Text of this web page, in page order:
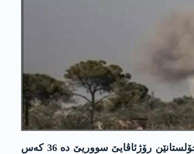
ل گۆر زانیاریان ئیرۆ پشتی نیڤرۆ د ئەنجاما ئێریشەکە ئەسمانی یا ئیسرایلێ ل سەر باژارێ تەدمیرا ل ناڤچەیا چۆلستانێن رۆژئاڤایێ سووریێ دە 36 کەس